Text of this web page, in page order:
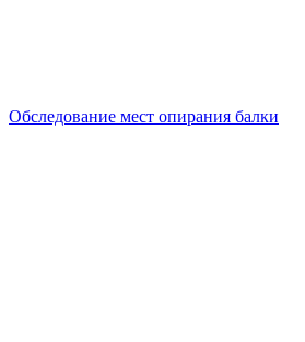
Обследование мест опирания балки